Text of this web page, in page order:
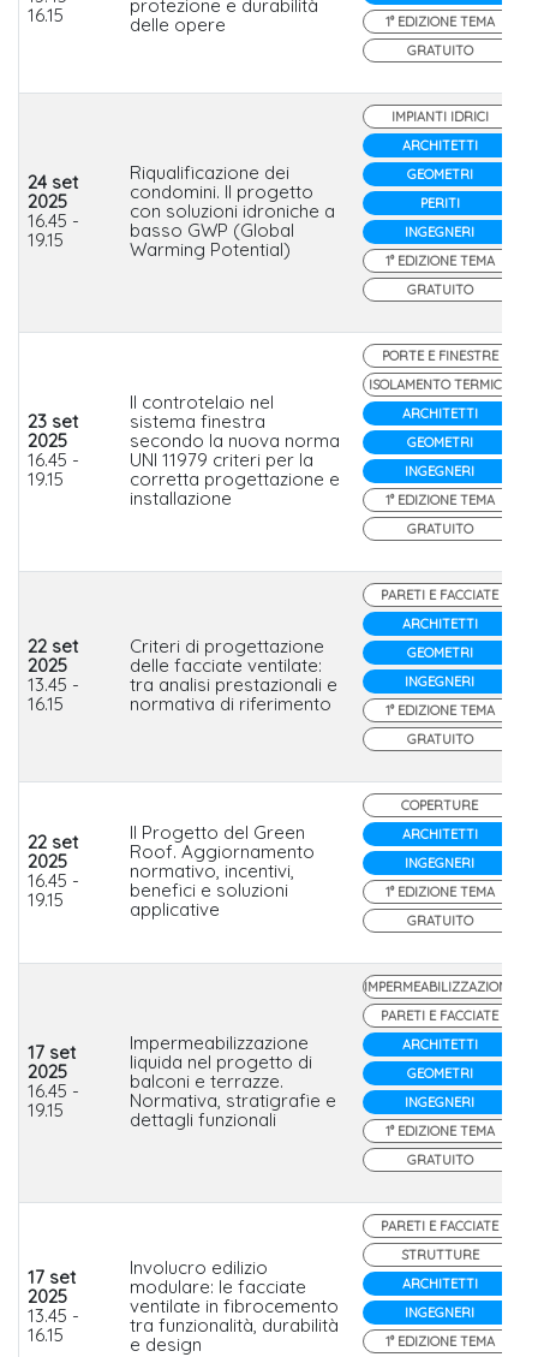
16.15
protezione e durabilità
delle opere
1° EDIZIONE TEMA
GRATUITO
24 set
2025
16.45 -
19.15
Riqualificazione dei
condomini. Il progetto
con soluzioni idroniche a
basso GWP (Global
Warming Potential)
IMPIANTI IDRICI
ARCHITETTI
GEOMETRI
PERITI
INGEGNERI
1° EDIZIONE TEMA
GRATUITO
23 set
2025
16.45 -
19.15
Il controtelaio nel
sistema finestra
secondo la nuova norma
UNI 11979 criteri per la
corretta progettazione e
installazione
PORTE E FINESTRE
ISOLAMENTO TERMICO
ARCHITETTI
GEOMETRI
INGEGNERI
1° EDIZIONE TEMA
GRATUITO
22 set
2025
13.45 -
16.15
Criteri di progettazione
delle facciate ventilate:
tra analisi prestazionali e
normativa di riferimento
PARETI E FACCIATE
ARCHITETTI
GEOMETRI
INGEGNERI
1° EDIZIONE TEMA
GRATUITO
22 set
2025
16.45 -
19.15
Il Progetto del Green
Roof. Aggiornamento
normativo, incentivi,
benefici e soluzioni
applicative
COPERTURE
ARCHITETTI
INGEGNERI
1° EDIZIONE TEMA
GRATUITO
17 set
2025
16.45 -
19.15
Impermeabilizzazione
liquida nel progetto di
balconi e terrazze.
Normativa, stratigrafie e
dettagli funzionali
IMPERMEABILIZZAZIONE
PARETI E FACCIATE
ARCHITETTI
GEOMETRI
INGEGNERI
1° EDIZIONE TEMA
GRATUITO
17 set
2025
13.45 -
16.15
Involucro edilizio
modulare: le facciate
ventilate in fibrocemento
tra funzionalità, durabilità
e design
PARETI E FACCIATE
STRUTTURE
ARCHITETTI
INGEGNERI
1° EDIZIONE TEMA